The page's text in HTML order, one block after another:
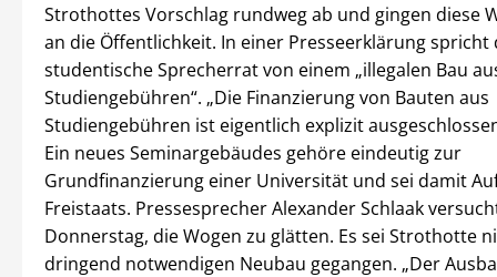
Strothottes Vorschlag rundweg ab und gingen diese
an die Öffentlichkeit. In einer Presseerklärung spricht
studentische Sprecherrat von einem „illegalen Bau
Studiengebühren“. „Die Finanzierung von Bauten aus
Studiengebühren ist eigentlich explizit
Ein neues Seminargebäudes gehöre eindeutig zur
Grundfinanzierung einer Universität und sei damit
Freistaats. Pressesprecher Alexander Schlaak
Donnerstag, die Wogen zu glätten. Es sei Strothotte
dringend notwendigen Neubau gegangen. „Der